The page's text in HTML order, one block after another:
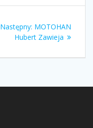
Następny: Następny
wpis:
MOTOHAN
Hubert Zawieja